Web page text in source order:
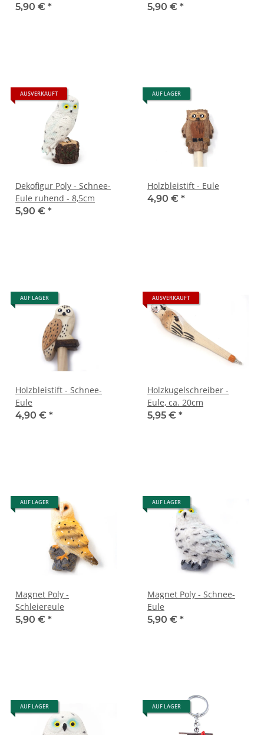
5,90 € *
5,90 € *
AUSVERKAUFT
Dekofigur Poly - Schnee-
Eule ruhend - 8,5cm
5,90 € *
AUF LAGER
Holzbleistift - Eule
4,90 € *
AUF LAGER
Holzbleistift - Schnee-
Eule
4,90 € *
AUSVERKAUFT
Holzkugelschreiber -
Eule, ca. 20cm
5,95 € *
AUF LAGER
Magnet Poly -
Schleiereule
5,90 € *
AUF LAGER
Magnet Poly - Schnee-
Eule
5,90 € *
AUF LAGER AUF LAGER